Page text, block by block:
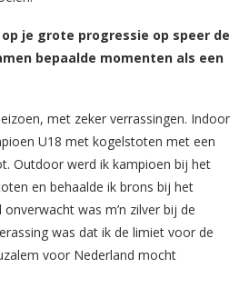
je grote progressie op speer de
bepaalde momenten als een
met zeker verrassingen. Indoor
U18 met kogelstoten met een
Outdoor werd ik kampioen bij het
en behaalde ik brons bij het
was m’n zilver bij de
was dat ik de limiet voor de
voor Nederland mocht